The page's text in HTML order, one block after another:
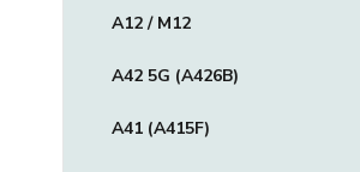
A12 / M12
A42 5G (A426B)
A41 (A415F)